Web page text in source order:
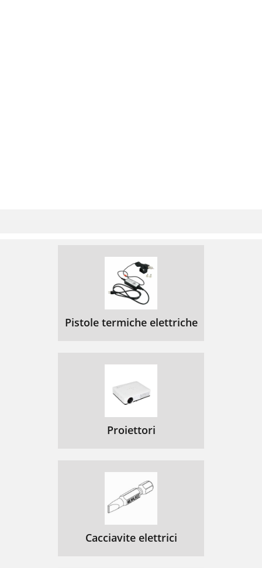
Pistole termiche elettriche
Proiettori
Cacciavite elettrici